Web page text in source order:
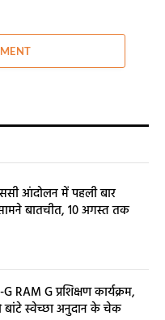
आंदोलन में पहली बार
बातचीत, 10 अगस्त तक
RAM G प्रशिक्षण कार्यक्रम,
बांटे स्वेच्छा अनुदान के चेक